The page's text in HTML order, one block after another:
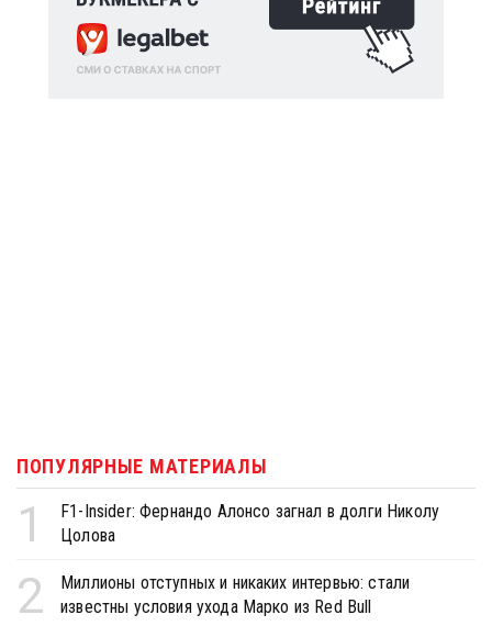
ПОПУЛЯРНЫЕ МАТЕРИАЛЫ
1
F1-Insider: Фернандо Алонсо загнал в долги Николу
Цолова
2
Миллионы отступных и никаких интервью: стали
известны условия ухода Марко из Red Bull